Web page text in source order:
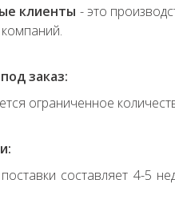
клиенты - это
заказ:
ограниченное
составляет 4-5